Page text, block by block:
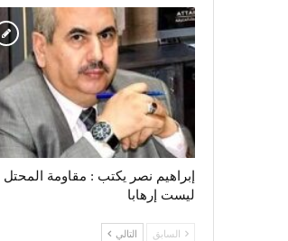
إبراهيم نصر يكتب : مقاومة المحتل
ليست إرهابا
السابق التالي